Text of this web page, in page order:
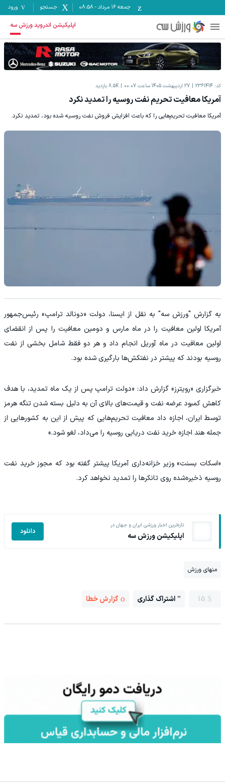
جمعه ۱۶ مرداد -
08:58 جستجو ورود
اپلیکیشن اندروید ورزش سه
کد: 2361414 27 اردیبهشت 1405 ساعت 00:07 8.5K بازدید
آمریکا معافیت تحریم نفت روسیه را تمدید نکرد
آمریکا معافیت تحریم‌هایی را که باعث افزایش فروش نفت روسیه شده بود، تمدید نکرد.
به گزارش "ورزش سه" به نقل از ایسنا، دولت «دونالد ترامپ» رئیس‌جمهور
آمریکا اولین معافیت را در ماه مارس و دومین معافیت را پس از انقضای
اولین معافیت در ماه آوریل انجام داد و هر دو فقط شامل بخشی از نفت
روسیه بودند که پیشتر در نفتکش‌ها بارگیری شده بود.
خبرگزاری «رویترز» گزارش داد: «دولت ترامپ پس از یک ماه تمدید، با هدف
کاهش کمبود عرضه نفت و قیمت‌های بالای آن به دلیل بسته شدن تنگه هرمز
توسط ایران، اجازه داد معافیت تحریم‌هایی که پیش از این به کشورهایی از
جمله هند اجازه خرید نفت دریایی روسیه را می‌داد، لغو شود.»
«اسکات بسنت» وزیر خزانه‌داری آمریکا پیشتر گفته بود که مجوز خرید نفت
روسیه ذخیره‌شده روی تانکرها را تمدید نخواهد کرد.
تازه‌ترین اخبار ورزشی ایران و جهان در
اپلیکیشن ورزش سه دانلود
منهای ورزش
15 اشتراک گذاری گزارش خطا